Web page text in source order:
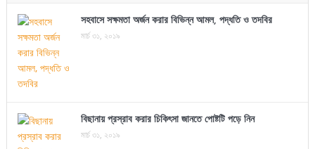
সহবাসে সক্ষমতা অর্জন করার বিভিন্ন আমল, পদ্ধতি ও তদবির
মার্চ ৩১, ২০১৯
বিছানায় প্রস্রাব করার চিকিৎসা জানতে পোষ্টটি পড়ে নিন
মার্চ ৩১, ২০১৯